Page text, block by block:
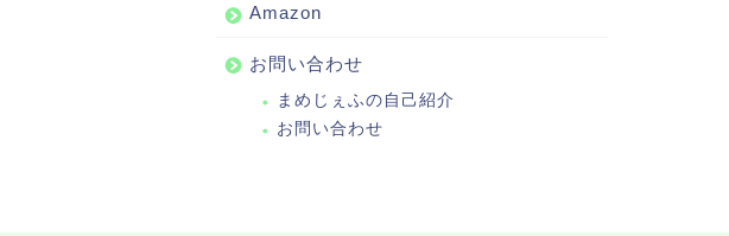
Amazon
お問い合わせ
まめじぇふの自己紹介
お問い合わせ